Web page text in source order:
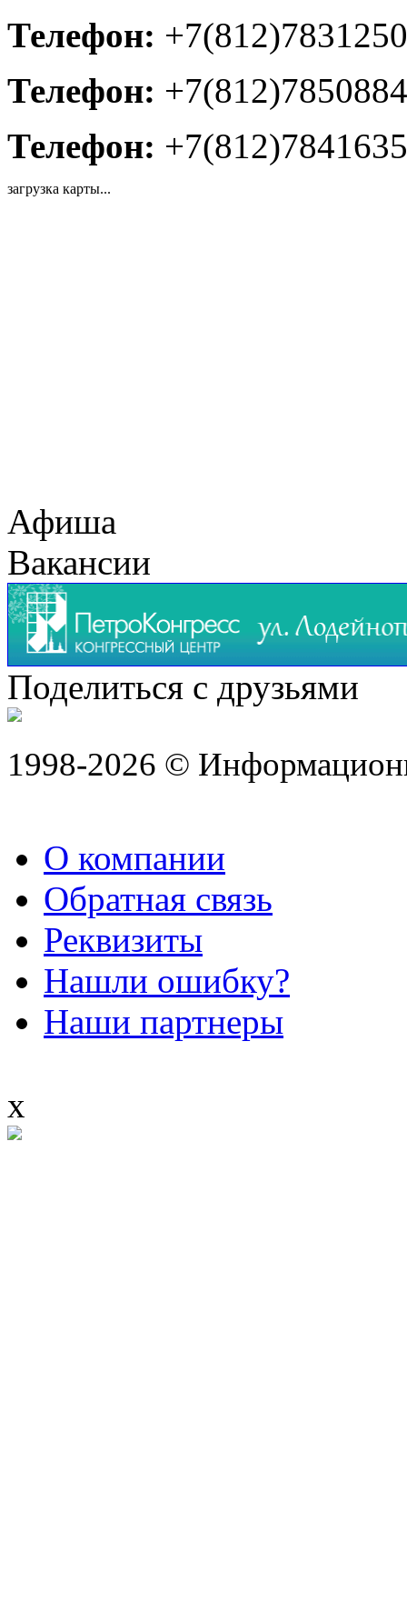
Телефон: +7(812)7831250
Телефон: +7(812)7850884
Телефон: +7(812)7841635
загрузка карты...
Афиша
Вакансии
Поделиться с друзьями
1998-2026 ©
О компании
Обратная связь
Реквизиты
Нашли ошибку?
Наши партнеры
x